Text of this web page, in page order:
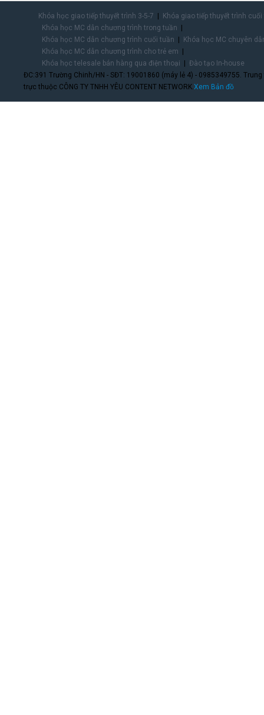
Khóa học giao tiếp thuyết trình 3-5-7
Khóa giao tiếp thuyết trình
Khóa học MC dẫn chương trình trong tuần
Khóa học MC dẫn chương trình cuối tuần
Khóa học MC chuyên
Khóa học MC dẫn chương trình cho trẻ em
Khóa học telesale bán hàng qua điện thoại
Đào tạo In-house
ĐC:391 Trường Chinh/HN - SĐT: 19001860 (máy lẻ 4) - 0985349755.
trực thuộc CÔNG TY TNHH YÊU CONTENT NETWORK.Xem Bản đồ